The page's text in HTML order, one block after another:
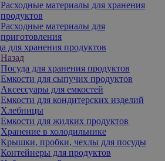
Расходные материалы для хранения
продуктов
Расходные материалы для
приготовления
для хранения продуктов
Назад
Посуда для хранения продуктов
Емкости для сыпучих продуктов
Аксессуары для емкостей
Емкости для кондитерских изделий
Хлебницы
Емкости для жидких продуктов
Хранение в холодильнике
Крышки, пробки, чехлы для посуды
Контейнеры для продуктов